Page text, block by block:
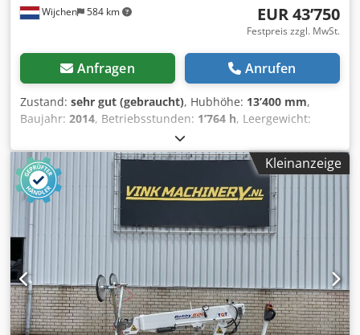
operators – easily accessible on our platform.
Wijchen 584 km EUR 43’750
Festpreis zzgl. MwSt.
Anfragen Anrufen
Zustand: sehr gut (gebraucht), Hubhöhe: 13’400 mm,
Baujahr: 2014, Betriebsstunden: 1’764 h, Leergewicht:
2.505 kg Abmessungen des Laderaums: 315 x 78 x 188 cm
CE-Kennzeichnung: ja Technischer Zustand: sehr gut
Optischer Zustand: sehr gut Lieferbedingungen: EXW
Letzte Inspektion: 2025-09-16 Csdpezcmt Ujfx Akcjrf
Produktionsland: IT Wenden Sie sich an Vink Machinery,
um weitere Informationen zu erhalten. = Weitere Optionen
und Zubehör = - Unterflaschen = Anmerkungen = Jekko SPX
424 CDH * Baujahr 2014 * 1.764 Betriebsstunden *
Dieselantrieb (400 V) * Arbeitshöhe: 13,4 m * Horizontale
Reichweite: 10,8 m * Tragfähigkeit: 2.400 kg *
Eigengewicht: 2.505 kg * Fernsteuerung * TÜV gültig bis
September 2026 * Inkl. Dokumentation
Kleinanzeige